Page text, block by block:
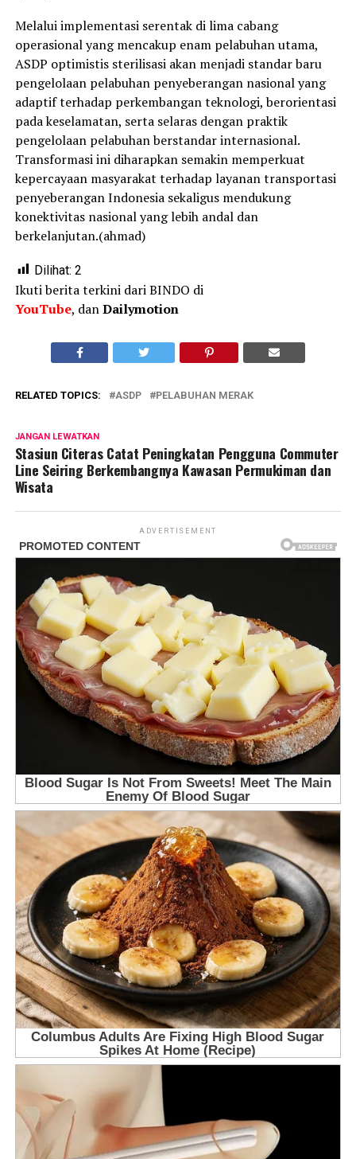
Melalui implementasi serentak di lima cabang
operasional yang mencakup enam pelabuhan utama,
ASDP optimistis sterilisasi akan menjadi standar baru
pengelolaan pelabuhan penyeberangan nasional yang
adaptif terhadap perkembangan teknologi, berorientasi
pada keselamatan, serta selaras dengan praktik
pengelolaan pelabuhan berstandar internasional.
Transformasi ini diharapkan semakin memperkuat
kepercayaan masyarakat terhadap layanan transportasi
penyeberangan Indonesia sekaligus mendukung
konektivitas nasional yang lebih andal dan
berkelanjutan.(ahmad)
Dilihat: 2
Ikuti berita terkini dari BINDO di
YouTube, danDailymotion
RELATED TOPICS: ASDP PELABUHAN MERAK
JANGAN LEWATKAN
Stasiun Citeras Catat Peningkatan Pengguna Commuter
Line Seiring Berkembangnya Kawasan Permukiman dan
Wisata
ADVERTISEMENT